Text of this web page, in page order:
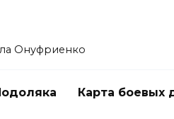
Онуфриенко
Карта боевых